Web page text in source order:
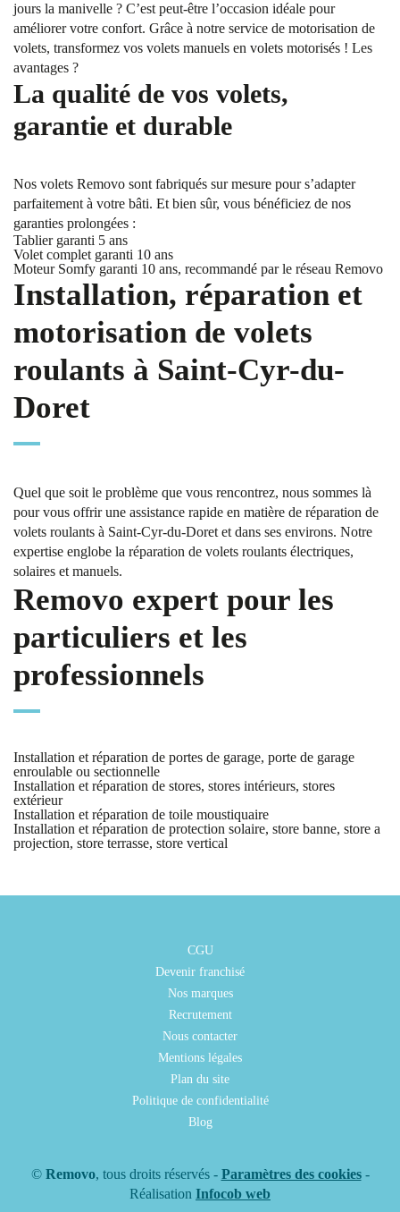
jours la manivelle ? C’est peut-être l’occasion idéale pour
améliorer votre confort. Grâce à notre service de motorisation de
volets, transformez vos volets manuels en volets motorisés ! Les
avantages ?
La qualité de vos volets,
garantie et durable
Nos volets Removo sont fabriqués sur mesure pour s’adapter
parfaitement à votre bâti. Et bien sûr, vous bénéficiez de nos
garanties prolongées :
Tablier garanti 5 ans
Volet complet garanti 10 ans
Moteur Somfy garanti 10 ans, recommandé par le réseau Removo
Installation, réparation et
motorisation de volets
roulants à Saint-Cyr-du-
Doret
Quel que soit le problème que vous rencontrez, nous sommes là
pour vous offrir une assistance rapide en matière de réparation de
volets roulants à Saint-Cyr-du-Doret et dans ses environs. Notre
expertise englobe la réparation de volets roulants électriques,
solaires et manuels.
Removo expert pour les
particuliers et les
professionnels
Installation et réparation de portes de garage, porte de garage
enroulable ou sectionnelle
Installation et réparation de stores, stores intérieurs, stores
extérieur
Installation et réparation de toile moustiquaire
Installation et réparation de protection solaire, store banne, store a
projection, store terrasse, store vertical
CGU
Devenir franchisé
Nos marques
Recrutement
Nous contacter
Mentions légales
Plan du site
Politique de confidentialité
Blog
© Removo, tous droits réservés - Paramètres des cookies-
Réalisation Infocob web